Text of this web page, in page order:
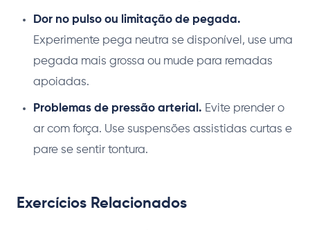
Dor no pulso ou limitação de pegada.
Experimente pega neutra se disponível, use uma
pegada mais grossa ou mude para remadas
apoiadas.
Problemas de pressão arterial. Evite prender o
ar com força. Use suspensões assistidas curtas e
pare se sentir tontura.
Exercícios Relacionados